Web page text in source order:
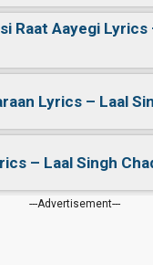
Raat Aayegi Lyrics
Lyrics – Laal
– Laal Singh
---Advertisement---